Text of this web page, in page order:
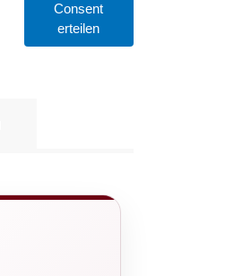
Consent
erteilen